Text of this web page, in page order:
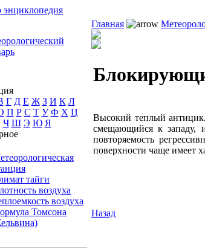
Г Д Е Ж З И К Л
П Р С Т У Ф Х Ц
Ч Ш Э Ю Я
тайги
воздуха
воздуха
Томсона
Главная
Высокий теплый
смещающийся к западу,
повторяемость
поверхности чаще имеет
Назад